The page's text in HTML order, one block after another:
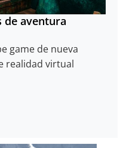
de aventura
game de nueva
realidad virtual